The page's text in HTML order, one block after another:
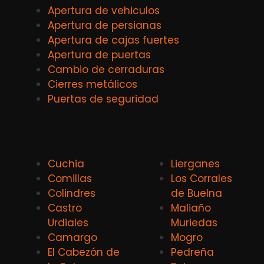
Apertura de vehiculos
Apertura de persianas
Apertura de cajas fuertes
Apertura de puertas
Cambio de cerraduras
Cierres metálicos
Puertas de seguridad
Cuchia
Comillas
Colindres
Castro
Urdiales
Camargo
El Cabezón de
Lierganes
Los Corrales
de Buelna
Maliaño
Muriedas
Mogro
Pedreña